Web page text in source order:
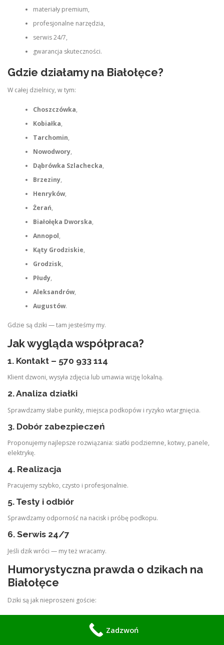
materiały premium,
profesjonalne narzędzia,
serwis 24/7,
gwarancja skuteczności.
Gdzie działamy na Białołęce?
W całej dzielnicy, w tym:
Choszczówka,
Kobiałka,
Tarchomin,
Nowodwory,
Dąbrówka Szlachecka,
Brzeziny,
Henryków,
Żerań,
Białołęka Dworska,
Annopol,
Kąty Grodziskie,
Grodzisk,
Płudy,
Aleksandrów,
Augustów.
Gdzie są dziki — tam jesteśmy my.
Jak wygląda współpraca?
1. Kontakt – 570 933 114
Klient dzwoni, wysyła zdjęcia lub umawia wizję lokalną.
2. Analiza działki
Sprawdzamy słabe punkty, miejsca podkopów i ryzyko wtargnięcia.
3. Dobór zabezpieczeń
Proponujemy najlepsze rozwiązania: siatki podziemne, kotwy, panele,
elektrykę.
4. Realizacja
Pracujemy szybko, czysto i profesjonalnie.
5. Testy i odbiór
Sprawdzamy odporność na nacisk i próbę podkopu.
6. Serwis 24/7
Jeśli dzik wróci — my też wracamy.
Humorystyczna prawda o dzikach na
Białołęce
Dziki są jak nieproszeni goście:
Zadzwoń